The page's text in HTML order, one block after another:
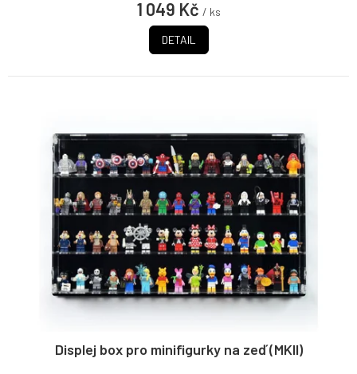
1 049 Kč / ks
DETAIL
Displej box pro minifigurky na zeď (MKII)